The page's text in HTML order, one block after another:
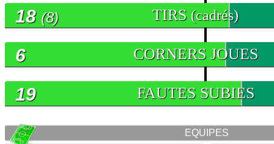
TIRS (cadrés)
18 (8)
CORNERS JOUES
6
FAUTES SUBIES
19
EQUIPES